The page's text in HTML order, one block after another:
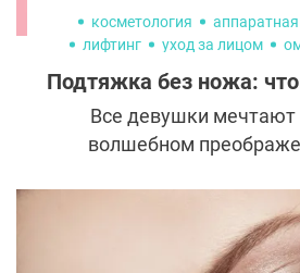
косметология
лифтинг
уход за лицом
Подтяжка без ножа:
Все девушки
волшебном
дает пластическая
длительный и
восстановительный